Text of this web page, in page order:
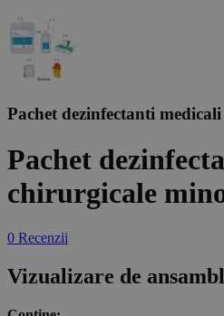
Pachet dezinfectanti
Pachet
chirurgicale
0 Recenzii
Vizualizare de